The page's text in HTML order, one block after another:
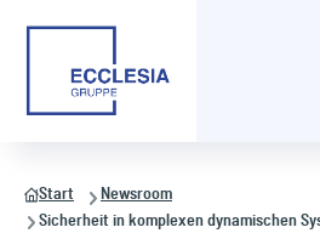
Start
Newsroom
Sicherheit in komplexen dynamischen